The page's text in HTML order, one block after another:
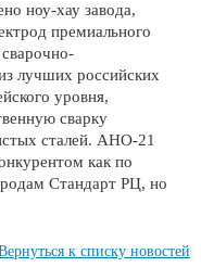
ноу-хау завода,
премиального
лучших российских
уровня,
сварку
сталей. АНО-21
как по
Стандарт РЦ, но
к списку новостей